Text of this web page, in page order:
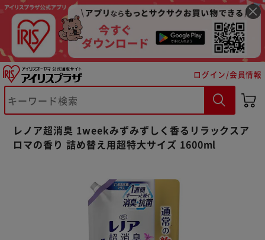
ログイン/会員情報
レノア超消臭 1weekみずみずしく香るリラックスア
ロマの香り 詰め替え用超特大サイズ 1600ml
※ご確認ください
カートに入れる 購入手続きへ